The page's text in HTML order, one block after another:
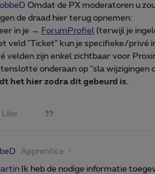
Omdat de PX moderatoren u
de draad hier terug opnemen:
in je → ForumProfiel (terwijl je
veld "Ticket" kun je specifieke/privé
velden zijn enkel zichtbaar voor
tenslotte onderaan op "sla wijzigingen
het hier zodra dit gebeurd is.
Like
Apprentice
Ik heb de nodige informatie